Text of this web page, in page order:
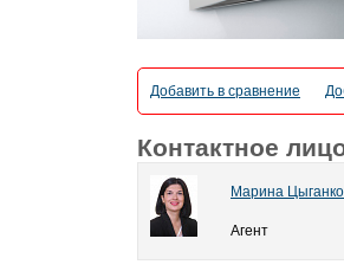
Добавить в сравнение
Контактное
Марина
Агент